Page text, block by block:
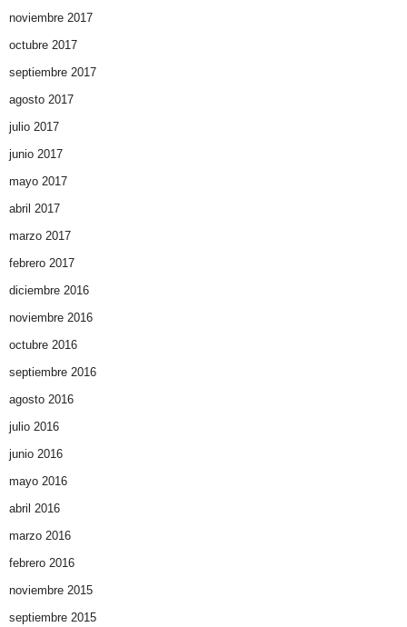
noviembre 2017
octubre 2017
septiembre 2017
agosto 2017
julio 2017
junio 2017
mayo 2017
abril 2017
marzo 2017
febrero 2017
diciembre 2016
noviembre 2016
octubre 2016
septiembre 2016
agosto 2016
julio 2016
junio 2016
mayo 2016
abril 2016
marzo 2016
febrero 2016
noviembre 2015
septiembre 2015